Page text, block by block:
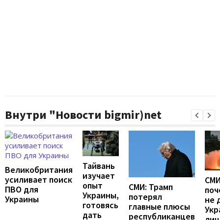
Внутри "Новости bigmir)net
Великобритания
усиливает поиск
ПВО для
Украины
Тайвань
изучает
опыт
Украины,
готовясь
дать
СМИ: Трамп
потерял
главные плюсы
республиканцев
не